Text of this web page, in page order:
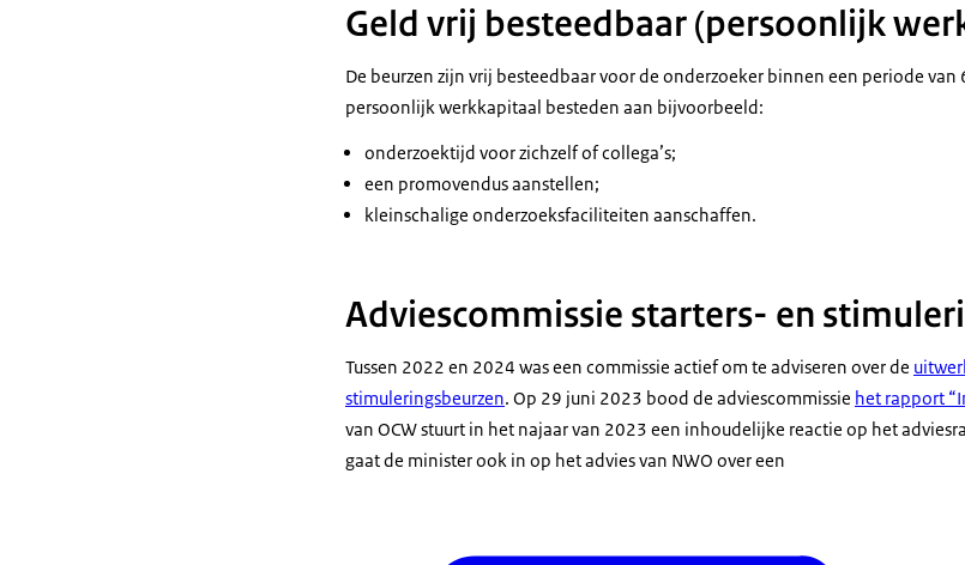
Geld vrij besteedbaar (persoonlijk
De beurzen zijn vrij besteedbaar voor de onderzoeker binnen een periode van
persoonlijk werkkapitaal besteden aan bijvoorbeeld:
onderzoektijd voor zichzelf of collega’s;
een promovendus aanstellen;
kleinschalige onderzoeksfaciliteiten aanschaffen.
Adviescommissie starters- en
Tussen 2022 en 2024 was een commissie actief om te adviseren over de
stimuleringsbeurzen. Op 29 juni 2023 bood de adviescommissie het rapport
van OCW stuurt in het najaar van 2023 een inhoudelijke reactie op het
gaat de minister ook in op het advies van NWO over een